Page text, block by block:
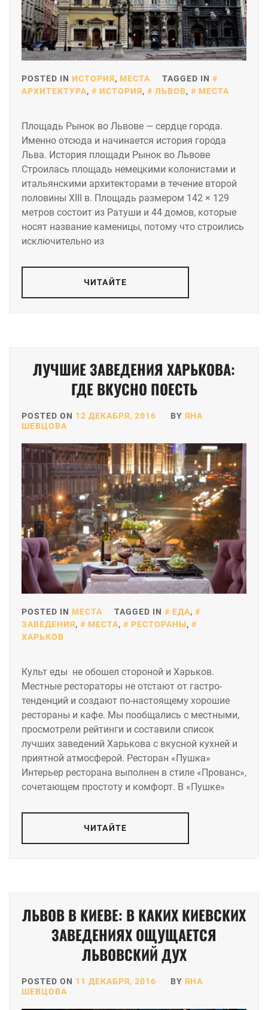
POSTED IN ИСТОРИЯ, МЕСТА
TAGGED IN
АРХИТЕКТУРА, ИСТОРИЯ, ЛЬВОВ, МЕСТА
Площадь Рынок во Львове — сердце города.
Именно отсюда и начинается история города
Льва. История площади Рынок во Львове
Строилась площадь немецкими колонистами и
итальянскими архитекторами в течение второй
половины XIII в. Площадь размером 142 × 129
метров состоит из Ратуши и 44 домов, которые
носят название каменицы, потому что строились
исключительно из
ЧИТАЙТЕ
ЛУЧШИЕ ЗАВЕДЕНИЯ ХАРЬКОВА:
ГДЕ ВКУСНО ПОЕСТЬ
POSTED ON 12 ДЕКАБРЯ, 2016 BY ЯНА
ШЕВЦОВА
POSTED IN МЕСТА TAGGED IN ЕДА,
ЗАВЕДЕНИЯ, МЕСТА, РЕСТОРАНЫ,
ХАРЬКОВ
Культ еды не обошел стороной и Харьков.
Местные рестораторы не отстают от гастро-
тенденций и создают по-настоящему хорошие
рестораны и кафе. Мы пообщались с местными,
просмотрели рейтинги и составили список
лучших заведений Харькова с вкусной кухней и
приятной атмосферой. Ресторан «Пушка»
Интерьер ресторана выполнен в стиле «Прованс»,
сочетающем простоту и комфорт. В «Пушке»
ЧИТАЙТЕ
ЛЬВОВ В КИЕВЕ: В КАКИХ КИЕВСКИХ
ЗАВЕДЕНИЯХ ОЩУЩАЕТСЯ
ЛЬВОВСКИЙ ДУХ
POSTED ON 11 ДЕКАБРЯ, 2016 BY ЯНА
ШЕВЦОВА